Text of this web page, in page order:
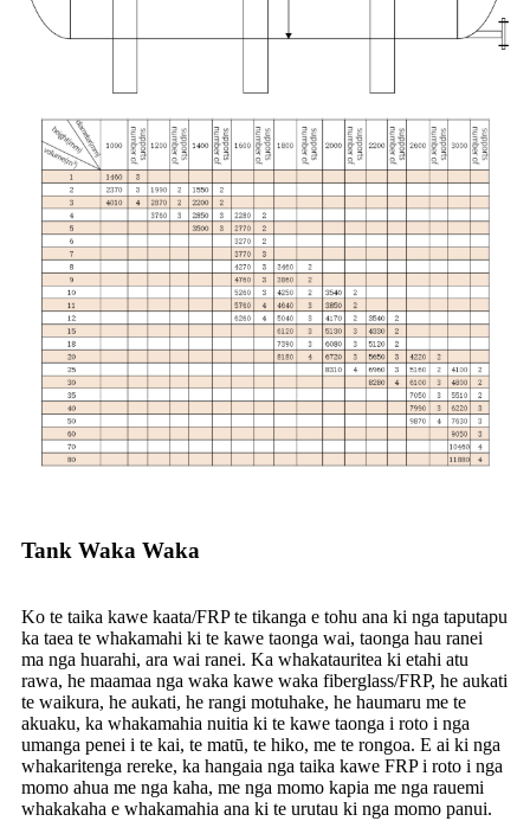
Tank Waka Waka
Ko te taika kawe kaata/FRP te tikanga e tohu ana ki nga taputapu
ka taea te whakamahi ki te kawe taonga wai, taonga hau ranei
ma nga huarahi, ara wai ranei. Ka whakatauritea ki etahi atu
rawa, he maamaa nga waka kawe waka fiberglass/FRP, he aukati
te waikura, he aukati, he rangi motuhake, he haumaru me te
akuaku, ka whakamahia nuitia ki te kawe taonga i roto i nga
umanga penei i te kai, te matū, te hiko, me te rongoa. E ai ki nga
whakaritenga rereke, ka hangaia nga taika kawe FRP i roto i nga
momo ahua me nga kaha, me nga momo kapia me nga rauemi
whakakaha e whakamahia ana ki te urutau ki nga momo panui.